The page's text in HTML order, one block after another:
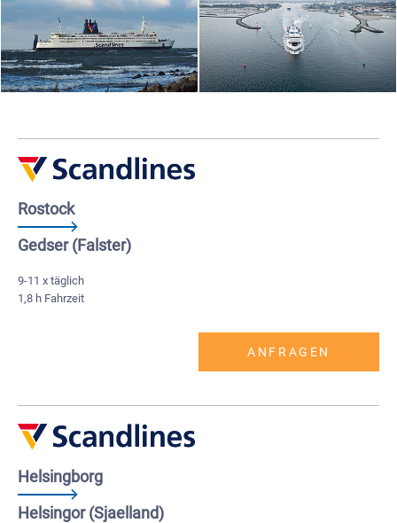
Rostock
Gedser (Falster)
9-11 x täglich
1,8 h Fahrzeit
ANFRAGEN
Helsingborg
Helsingor (Sjaelland)